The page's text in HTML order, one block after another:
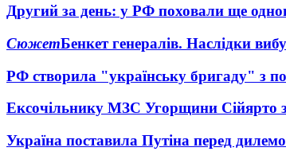
Другий за день: у РФ поховали ще
СюжетБенкет генералів. Наслідки
РФ створила "українську бригаду" з
Ексочільнику МЗС Угорщини Сійярто
Україна поставила Путіна перед